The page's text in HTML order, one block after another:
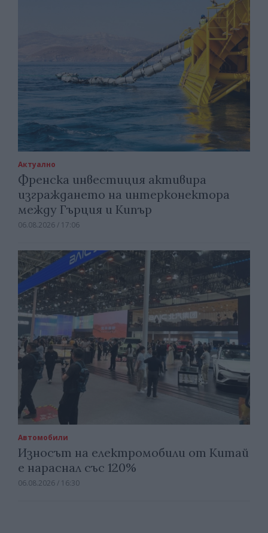
Актуално
Френска инвестиция активира
изграждането на интерконектора
между Гърция и Кипър
06.08.2026 / 17:06
Автомобили
Износът на електромобили от Китай
е нараснал със 120%
06.08.2026 / 16:30